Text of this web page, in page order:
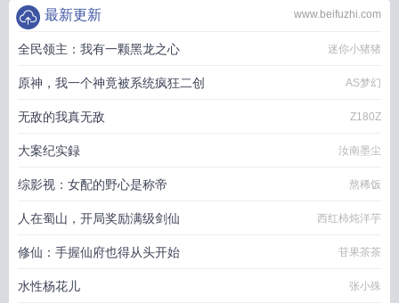
www.beifuzhi.com
最新更新
全民领主：我有一颗黑龙之心 迷你小猪猪
原神，我一个神竟被系统疯狂二创 AS梦幻
无敌的我真无敌 Z180Z
大案纪实録 汝南墨尘
综影视：女配的野心是称帝 熬稀饭
人在蜀山，开局奖励满级剑仙 西红柿炖洋芋
修仙：手握仙府也得从头开始 苷果茶茶
水性杨花儿 张小殊